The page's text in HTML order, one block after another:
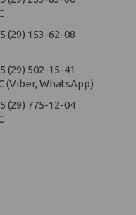
(29) 153-62-08
(29) 502-15-41
(Viber, WhatsApp)
(29) 775-12-04